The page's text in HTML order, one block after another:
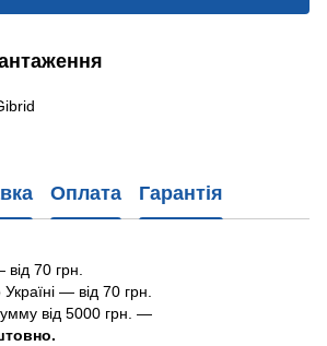
Оплата Гарантія
70 грн.
— від 70 грн.
від 5000 грн. —